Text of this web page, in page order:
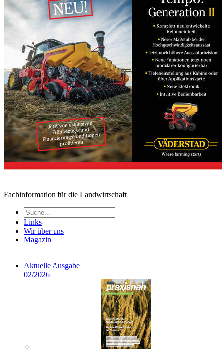
Fachinformation für die Landwirtschaft
Links
Wir über uns
Magazin
Aktuelle Ausgabe
02/2026